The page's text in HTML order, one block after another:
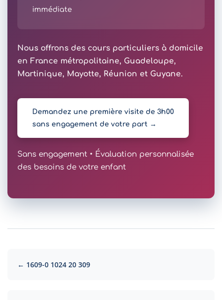
immédiate
Nous offrons des cours particuliers à domicile
en France métropolitaine, Guadeloupe,
Martinique, Mayotte, Réunion et Guyane.
Demandez une première visite de 3h00
sans engagement de votre part →
Sans engagement • Évaluation personnalisée
des besoins de votre enfant
← 1609-0 1024 20 309